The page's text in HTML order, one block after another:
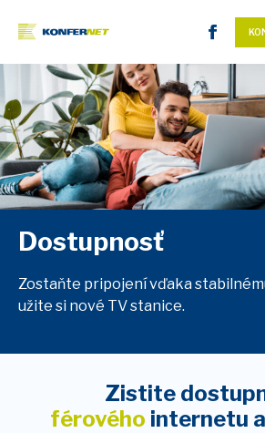
Dostupnosť
Zostaňte pripojení vďaka
užite si nové TV stanice.
Zistite
férového internetu